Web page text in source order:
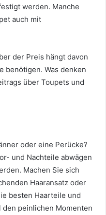
werden. Manche
auch mit
der Preis hängt davon
benötigen. Was denken
über Toupets und
oder eine Perücke?
und Nachteile abwägen
Machen Sie sich
Haaransatz oder
besten Haarteile und
peinlichen Momenten